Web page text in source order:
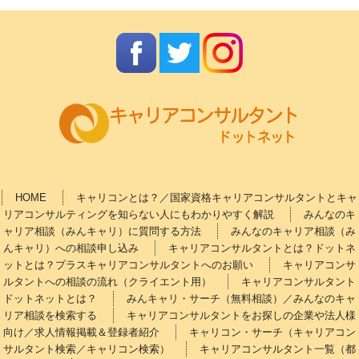
HOME
キャリコンとは？／国家資格キャリアコンサルタントとキャ
リアコンサルティングを知らない人にもわかりやすく解説
みんなのキ
ャリア相談（みんキャリ）に質問する方法
みんなのキャリア相談（み
んキャリ）への相談申し込み
キャリアコンサルタントとは？ドットネ
ットとは？プラスキャリアコンサルタントへのお願い
キャリアコンサ
ルタントへの相談の流れ（クライエント用）
キャリアコンサルタント
ドットネットとは？
みんキャリ・サーチ（無料相談）／みんなのキャ
リア相談を検索する
キャリアコンサルタントをお探しの企業や法人様
向け／求人情報掲載＆登録者紹介
キャリコン・サーチ（キャリアコン
サルタント検索／キャリコン検索）
キャリアコンサルタント一覧（都